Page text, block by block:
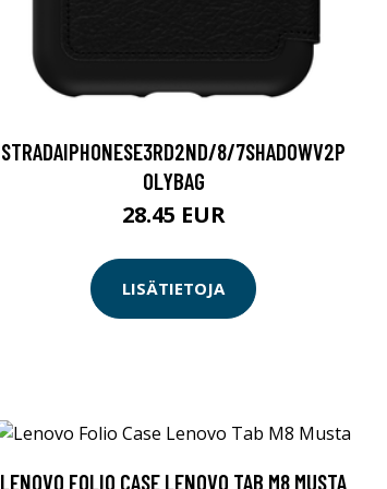
STRADAIPHONESE3RD2ND/8/7SHADOWV2P
OLYBAG
28.45 EUR
LISÄTIETOJA
LENOVO FOLIO CASE LENOVO TAB M8 MUSTA